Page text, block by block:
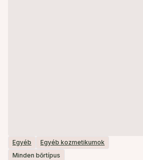
Egyéb
Egyéb kozmetikumok
Minden bőrtípus